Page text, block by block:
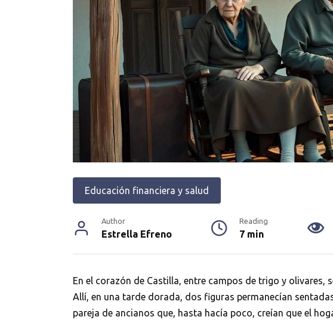
Educación financiera y salud
Author
Estrella Efreno
Reading
7 min
En el corazón de Castilla, entre campos de trigo y olivares,
Allí, en una tarde dorada, dos figuras permanecían
pareja de ancianos que, hasta hacía poco, creían que el